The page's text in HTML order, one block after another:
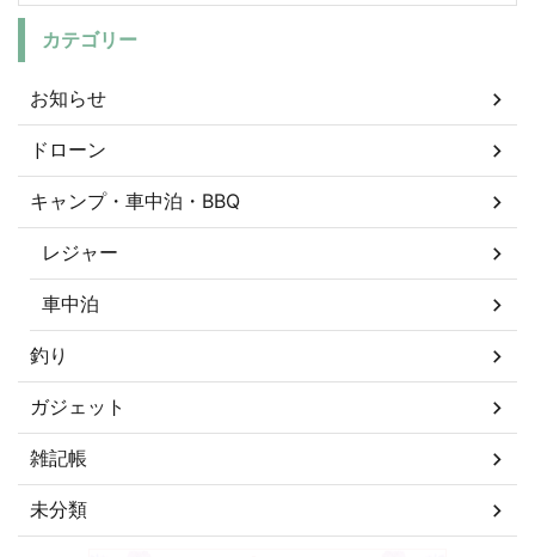
カテゴリー
お知らせ
ドローン
キャンプ・車中泊・BBQ
レジャー
車中泊
釣り
ガジェット
雑記帳
未分類